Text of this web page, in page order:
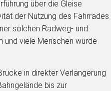
über die Gleise
der Nutzung des Fahrrades
solchen Radweg- und
und viele Menschen würde
in direkter Verlängerung
bis zur